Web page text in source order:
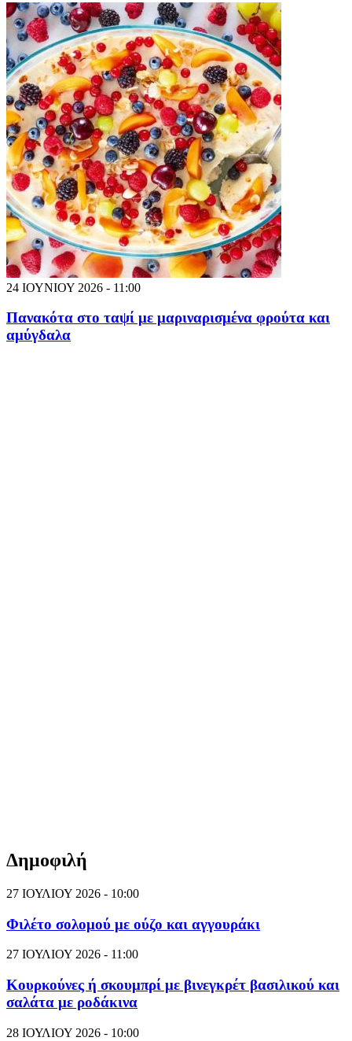
24 ΙΟΥΝΙΟΥ 2026 - 11:00
Πανακότα στο ταψί με μαριναρισμένα φρούτα και
αμύγδαλα
Δημοφιλή
27 ΙΟΥΛΙΟΥ 2026 - 10:00
Φιλέτο σολομού με ούζο και αγγουράκι
27 ΙΟΥΛΙΟΥ 2026 - 11:00
Κουρκούνες ή σκουμπρί με βινεγκρέτ βασιλικού και
σαλάτα με ροδάκινα
28 ΙΟΥΛΙΟΥ 2026 - 10:00